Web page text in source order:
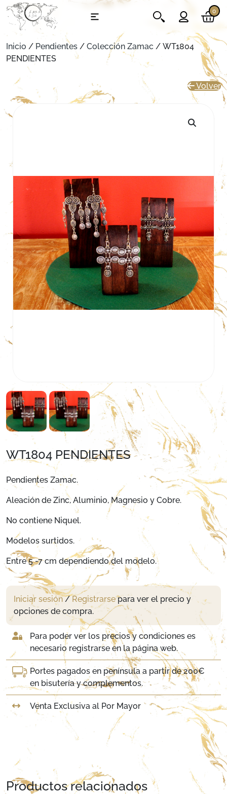
0
Inicio / Pendientes / Colección Zamac / WT1804
PENDIENTES
Volver
WT1804 PENDIENTES
Pendientes Zamac.
Aleación de Zinc, Aluminio, Magnesio y Cobre.
No contiene Niquel.
Modelos surtidos.
Entre 5 -7 cm dependiendo del modelo.
Iniciar sesión/Registrarsepara ver el precio y
opciones de compra.
Para poder ver los precios y condiciones es
necesario registrarse en la página web.
Portes pagados en península a partir de 200€
en bisutería y complementos.
Venta Exclusiva al Por Mayor
Productos relacionados